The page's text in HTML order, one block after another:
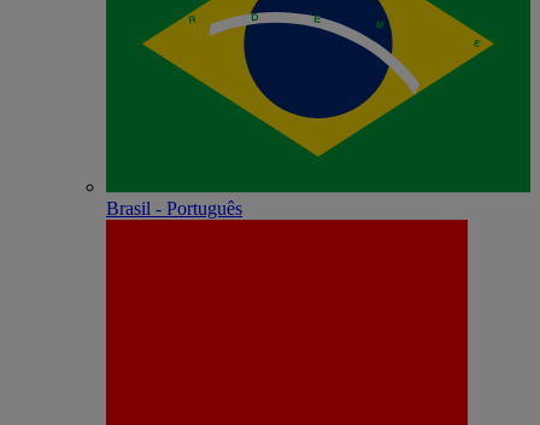
Brasil - Português